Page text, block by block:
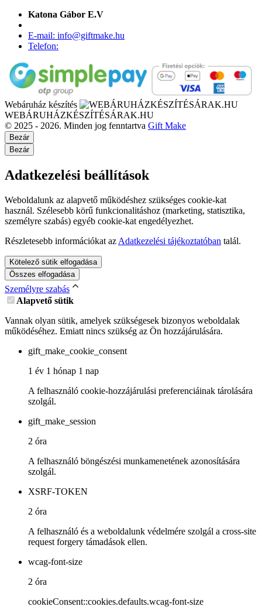
Katona Gábor E.V
E-mail: info@giftmake.hu
Telefon:
Webáruház készítés
WEBÁRUHÁZKÉSZÍTÉSÁRAK.HU
© 2025 - 2026. Minden jog fenntartva Gift Make
Bezár
Bezár
Adatkezelési beállítások
Weboldalunk az alapvető működéshez szükséges cookie-kat
használ. Szélesebb körű funkcionalitáshoz (marketing, statisztika,
személyre szabás) egyéb cookie-kat engedélyezhet.
Részletesebb információkat az Adatkezelési tájékoztatóban talál.
Kötelező sütik elfogadása
Összes elfogadása
Személyre szabás
Alapvető sütik
Vannak olyan sütik, amelyek szükségesek bizonyos weboldalak
működéséhez. Emiatt nincs szükség az Ön hozzájárulására.
gift_make_cookie_consent
1 év 1 hónap 1 nap
A felhasználó cookie-hozzájárulási preferenciáinak tárolására
szolgál.
gift_make_session
2 óra
A felhasználó böngészési munkamenetének azonosítására
szolgál.
XSRF-TOKEN
2 óra
A felhasználó és a weboldalunk védelmére szolgál a cross-site
request forgery támadások ellen.
wcag-font-size
2 óra
cookieConsent::cookies.defaults.wcag-font-size